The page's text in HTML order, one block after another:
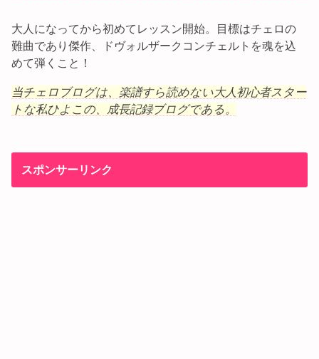
大人になってから初めてレッスン開始。目標はチェロの
難曲であり傑作、ドヴォルザークコンチェルトを魂を込
めて弾くこと！
当チェロブログは、楽譜すら読めない大人初心者スター
トな私ひよこの、成長記録ブログである。
スポンサーリンク